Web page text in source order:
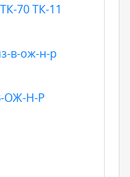
70 ТК-11
в-ож-н-р
ОЖ-Н-Р